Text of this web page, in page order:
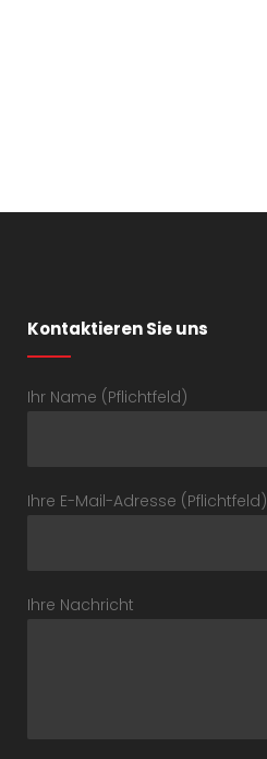
Kontaktieren Sie uns
Ihr Name (Pflichtfeld)
Ihre E-Mail-Adresse (Pflichtfeld)
Ihre Nachricht